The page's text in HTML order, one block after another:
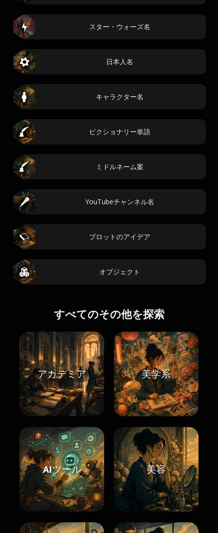
スター・ウォーズ名
日本人名
キャラクター名
ピクショナリー単語
ミドルネーム案
YouTubeチャンネル名
プロットのアイデア
オブジェクト
すべてのその他を探索
アカデミア 美学系
AIツール 美容